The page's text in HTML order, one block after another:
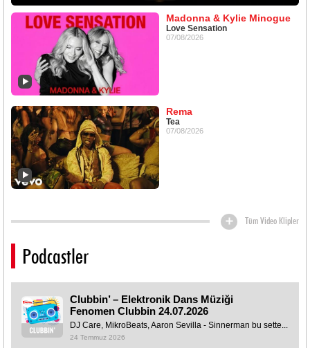
Madonna & Kylie Minogue
Love Sensation
07/08/2026
Rema
Tea
07/08/2026
Tüm Video Klipler
Podcastler
Clubbin’ – Elektronik Dans Müziği
Fenomen Clubbin 24.07.2026
DJ Care, MikroBeats, Aaron Sevilla - Sinnerman bu sette...
24 Temmuz 2026